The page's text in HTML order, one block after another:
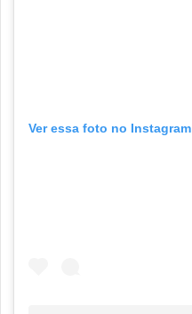
Ver essa foto no Instagram